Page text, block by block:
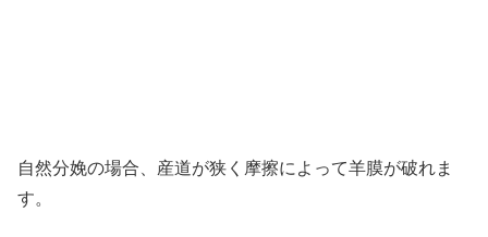
自然分娩の場合、産道が狭く摩擦によって羊膜が破れま
す。